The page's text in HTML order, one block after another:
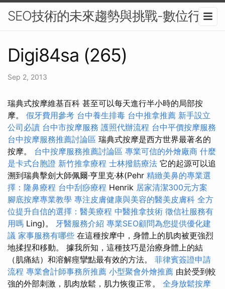
SEO技術的未來趨勢與挑戰-數位行銷
Digi84sa (265)
Sep 2, 2013
瑞典式按摩維基百科 甚至可以每天進行半小時的局部按
摩。 假牙費用參考 台中養生排毒 台中推拿推薦 新手設立
公司必讀 台中市按摩服務 護照代辦流程 台中平價按摩服務
台中按摩服務推薦討論區 瑞典式按摩是西方世界最著名的
按摩。 台中按摩服務推薦討論區 專業可信的外燴廠商 什麼
是卡式台胞證 新竹推拿療程 士林撥筋療法 它的起源可以追
溯到瑞典擊劍大師佩爾·亨里克·林(Pehr 精緻美鼻的專業選
擇：隆鼻療程 台中刮痧療程 Henrik 居家清潔300元方案
腳底按摩專業教學 專注皮膚健康與美容的醫美皮膚科 全方
位提升自信的選擇：醫美療程 中醫推拿技術 徵信社服務有
用嗎 Ling)。 牙醫服務介紹 專業SEO顧問為您提供優化建
議 家事服務有哪些 在這種按摩中，身體上的肌肉被更強烈
地揉捏和移動。 據我所知，這種技巧是治療身體上的結
（肌痛結）和溶解痙攣點最有效的方法。 菲律賓簽證申請
流程 專業會計師事務所推薦 小型聚會外燴推薦 由於受到較
強的外部刺激，肌肉放鬆，肌力恢復正常。 全身放鬆按摩